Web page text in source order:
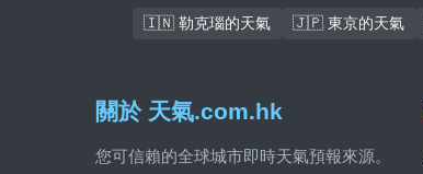
🇮🇳 勒克瑙的天氣 🇯🇵 東京的天氣
關於 天氣.com.hk
您可信賴的全球城市即時天氣預報來源。